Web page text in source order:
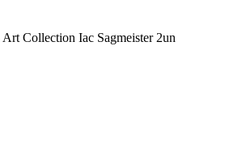
Collection Iac Sagmeister 2un